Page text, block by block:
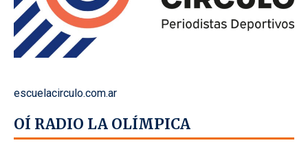
escuelacirculo.com.ar
OÍ RADIO LA OLÍMPICA